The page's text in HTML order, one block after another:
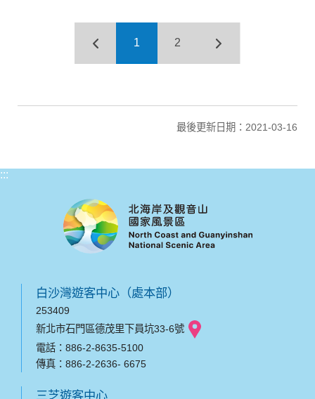
1 2
最後更新日期：2021-03-16
:::
白沙灣遊客中心（處本部）
253409
新北市石門區德茂里下員坑33-6號
電話：886-2-8635-5100
傳真：886-2-2636- 6675
三芝遊客中心